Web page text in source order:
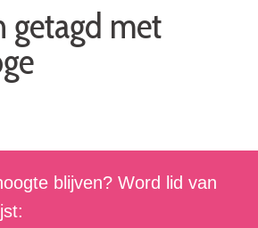
getagd met
blijven? Word lid van